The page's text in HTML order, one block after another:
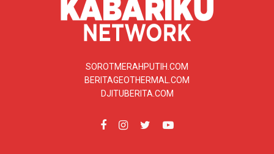
SOROTMERAHPUTIH.COM
BERITAGEOTHERMAL.COM
DJITUBERITA.COM